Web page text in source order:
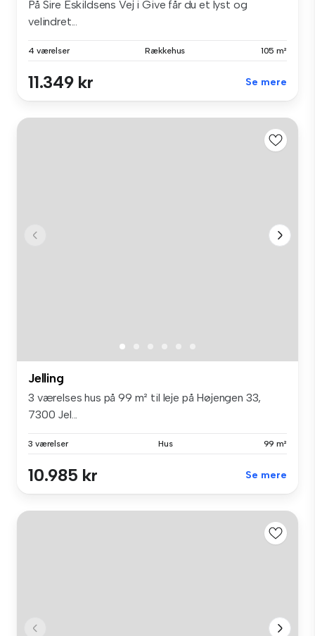
På Sire Eskildsens Vej i Give får du et lyst og
velindret...
4 værelser Rækkehus 105 m²
11.349 kr Se mere
Jelling
3 værelses hus på 99 m² til leje på Højengen 33,
7300 Jel...
3 værelser Hus 99 m²
10.985 kr Se mere